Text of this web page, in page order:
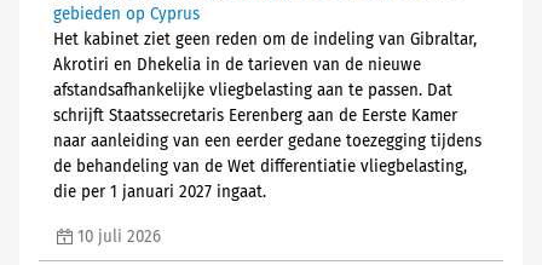
gebieden op Cyprus
Het kabinet ziet geen reden om de indeling van Gibraltar,
Akrotiri en Dhekelia in de tarieven van de nieuwe
afstandsafhankelijke vliegbelasting aan te passen. Dat
schrijft Staatssecretaris Eerenberg aan de Eerste Kamer
naar aanleiding van een eerder gedane toezegging tijdens
de behandeling van de Wet differentiatie vliegbelasting,
die per 1 januari 2027 ingaat.
10 juli 2026